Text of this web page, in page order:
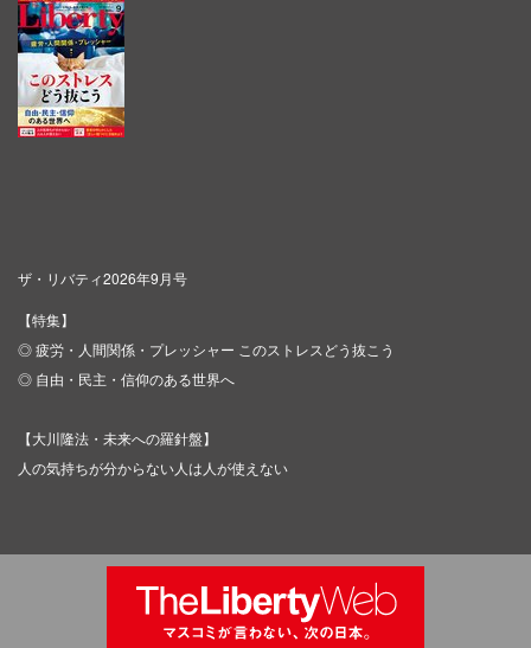
ザ・リバティ2026年9月号
【特集】
◎ 疲労・人間関係・プレッシャー このストレスどう抜こう
◎ 自由・民主・信仰のある世界へ
【大川隆法・未来への羅針盤】
人の気持ちが分からない人は人が使えない